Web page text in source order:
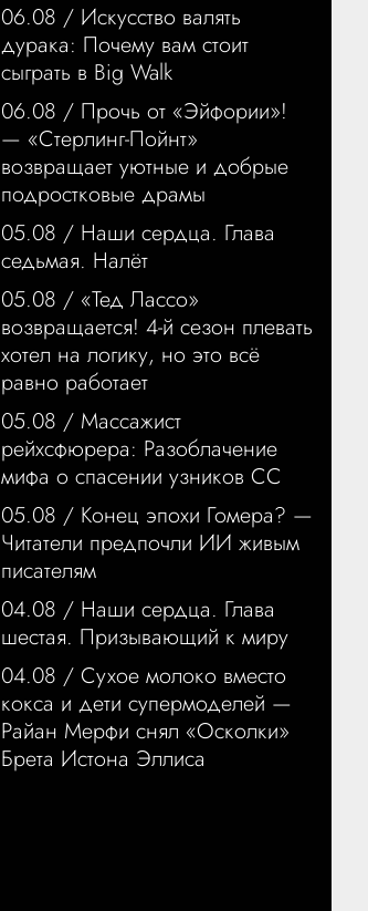
06.08 / Искусство валять
дурака: Почему вам стоит
сыграть в Big Walk
06.08 / Прочь от «Эйфории»!
— «Стерлинг-Пойнт»
возвращает уютные и добрые
подростковые драмы
05.08 / Наши сердца. Глава
седьмая. Налёт
05.08 / «Тед Лассо»
возвращается! 4-й сезон плевать
хотел на логику, но это всё
равно работает
05.08 / Массажист
рейхсфюрера: Разоблачение
мифа о спасении узников СС
05.08 / Конец эпохи Гомера? —
Читатели предпочли ИИ живым
писателям
04.08 / Наши сердца. Глава
шестая. Призывающий к миру
04.08 / Сухое молоко вместо
кокса и дети супермоделей —
Райан Мерфи снял «Осколки»
Брета Истона Эллиса